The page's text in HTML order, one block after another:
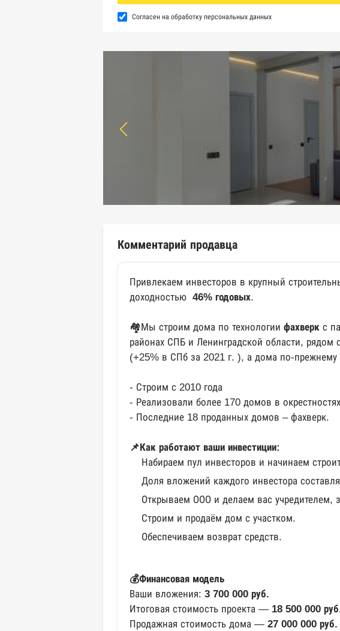
Согласен на обработку персональных данных
Комментарий продавца
Привлекаем инвесторов в крупный
доходностью 46% годовых.
🏘Мы строим дома по технологии фахверк с
районах СПБ и Ленинградской области, рядом
(+25% в СПб за 2021 г. ), а дома по-прежнему
- Строим с 2010 года
- Реализовали более 170 домов в
- Последние 18 проданных домов – фахверк.
📌Как работают ваши инвестиции:
Набираем пул инвесторов и начинаем
Доля вложений каждого инвестора
Открываем ООО и делаем вас учредителем,
Строим и продаём дом с участком.
Обеспечиваем возврат средств.
💰Финансовая модель
Ваши вложения: 3 700 000 руб.
Итоговая стоимость проекта — 18 500 000
Продажная стоимость дома — 27 000 000 руб.